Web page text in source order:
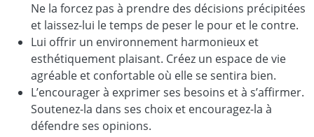
Ne la forcez pas à prendre des décisions précipitées
et laissez-lui le temps de peser le pour et le contre.
Lui offrir un environnement harmonieux et
esthétiquement plaisant. Créez un espace de vie
agréable et confortable où elle se sentira bien.
L’encourager à exprimer ses besoins et à s’affirmer.
Soutenez-la dans ses choix et encouragez-la à
défendre ses opinions.